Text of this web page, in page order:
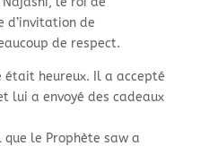
d’invitation de
de respect.
était heureux. Il a accepté
lui a envoyé des cadeaux
le Prophète saw a